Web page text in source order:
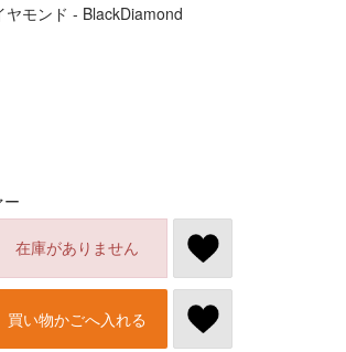
ヤモンド - BlackDiamond
在庫がありません
買い物かごへ入れる